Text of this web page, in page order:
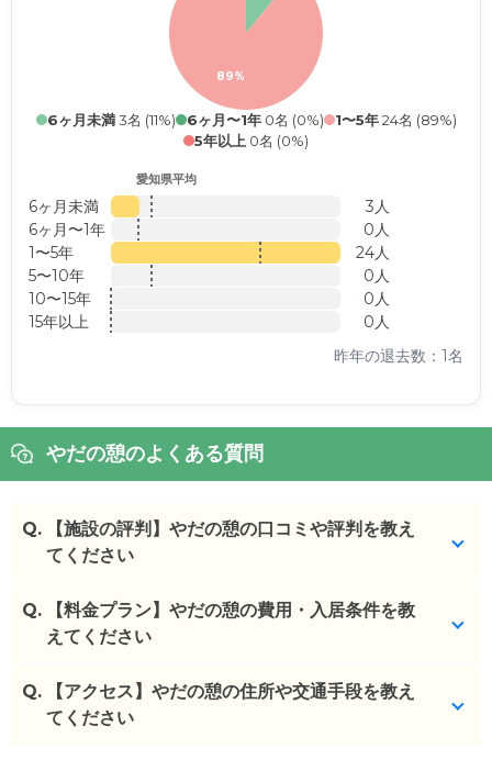
89%
6ヶ月未満3名 (11%) 6ヶ月〜1年0名 (0%) 1〜5年24名 (89%)
5年以上 0名 (0%)
愛知県平均
6ヶ月未満
3人
6ヶ月〜1年
0人
1〜5年
24人
5〜10年
0人
10〜15年
0人
15年以上
0人
昨年の退去数：1名
やだの憩のよくある質問
Q.
【施設の評判】やだの憩の口コミや評判を教え
てください
やだの憩を見学した方の口コミを確認できます。
施設や設備に清潔感があって好感がもてました。
また全体の雰囲気...
Q.
【料金プラン】やだの憩の費用・入居条件を教
えてください
やだの憩の入居金・月額料金は次のとおりです。
・初期費用が
Q.
【アクセス】やだの憩の住所や交通手段を教え
てください